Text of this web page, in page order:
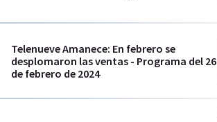
Telenueve Amanece: En febrero se
desplomaron las ventas - Programa del 26
de febrero de 2024